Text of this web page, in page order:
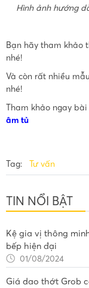
Hình ảnh hướng
Bạn hãy tham khảo
nhé!
Và còn rất nhiều mẫu
nhé!
Tham khảo ngay
âm tủ
Tag: Tư vấn
TIN NỔI BẬT
Kệ gia vị thông
bếp hiện đại
01/08/2024
Giá dao thớt Grob